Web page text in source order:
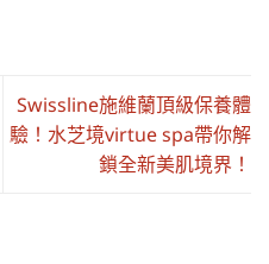
Swissline施維蘭頂級保養體
驗！水芝境virtue spa帶你解
鎖全新美肌境界！